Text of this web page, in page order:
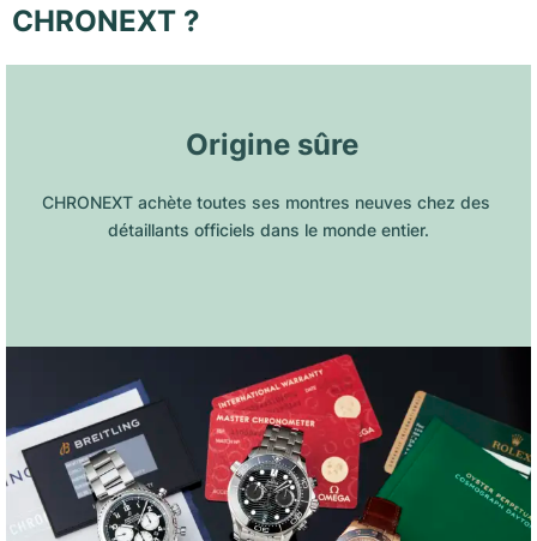
CHRONEXT ?
Origine sûre
CHRONEXT achète toutes ses montres neuves chez des
détaillants officiels dans le monde entier.